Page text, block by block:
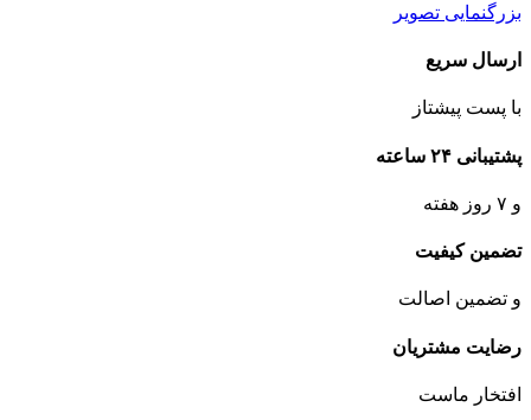
بزرگنمایی تصویر
ارسال سریع
با پست پیشتاز
پشتیبانی ۲۴ ساعته
و ۷ روز هفته
تضمین کیفیت
و تضمین اصالت
رضایت مشتریان
افتخار ماست